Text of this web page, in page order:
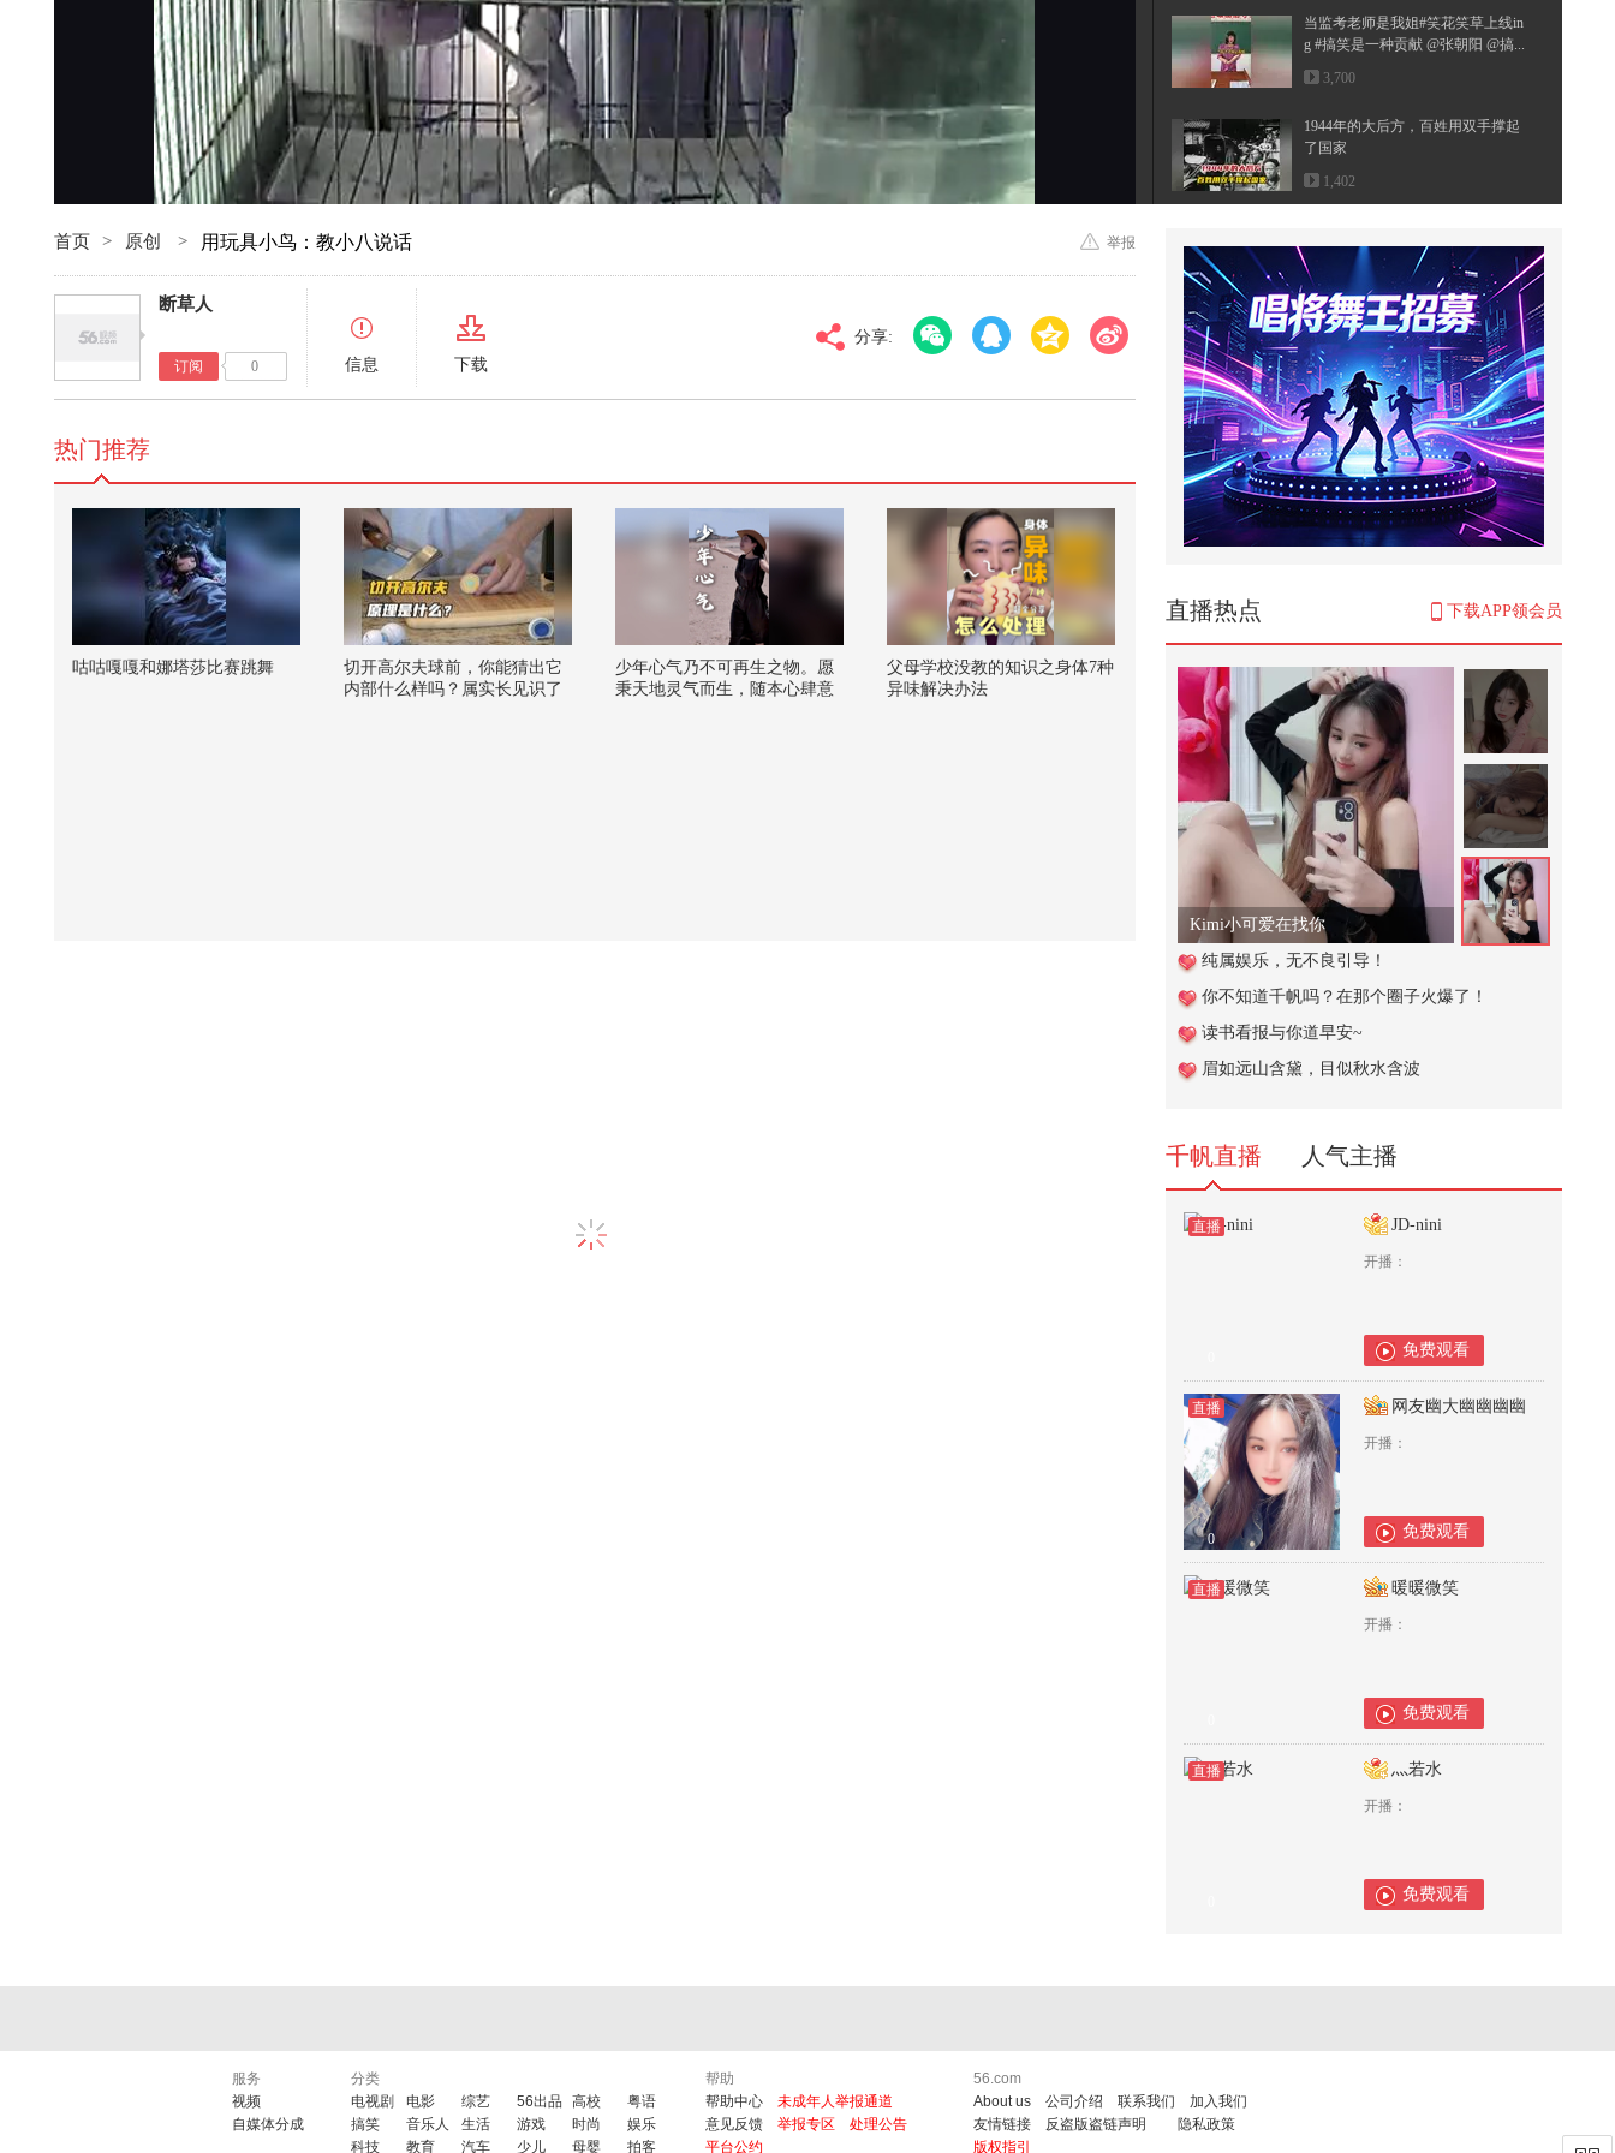
标清
对比度
当监考老师是我姐#笑花笑草上线in
g #搞笑是一种贡献 @张朝阳 @搞...
3,700
1944年的大后方，百姓用双手撑起
了国家
1,402
全没有任何包袱！@小狐 @搞笑狐
@...
2,998
意想不到的盗窃方式
1,949
果蝇陷阱
1,001
合并战车合成擂台争夺香蕉
明朝皇帝短命的背后到底藏着什么
惊天秘密
13,719
我听不懂，你跟我老公说！女子追
尾前车还不服处罚，交警硬核普法
2,583
《假如我有“读心术”》#花神赴春关
9,802
#2026春季搜狐视频关注流大会 就
1,329
中国文化常识
首页 > 原创 > 用玩具小鸟：教小八说话 举报
断草人
订阅 0 信息 下载
分享:
直播热点 下载APP领会员
Kimi小可爱在找你
纯属娱乐，无不良引导！
你不知道千帆吗？在那个圈子火爆了！
读书看报与你道早安~
眉如远山含黛，目似秋水含波
千帆直播 人气主播
直播 JD-nini
开播：
免费观看
直播
0
网友幽大幽幽幽幽
开播：
免费观看
直播 暖暖微笑
开播：
免费观看
直播 灬若水
开播：
免费观看
热门推荐
咕咕嘎嘎和娜塔莎比赛跳舞
切开高尔夫球前，你能猜出它
内部什么样吗？属实长见识了
少年心气乃不可再生之物。愿
秉天地灵气而生，随本心肆意
父母学校没教的知识之身体7种
异味解决办法
服务
视频
自媒体分成
分类
电视剧
电影 综艺 56出品 高校
粤语
搞笑
音乐人 生活 游戏 时尚
娱乐
科技
教育 汽车 少儿 母婴 拍客
帮助
帮助中心
未成年人举报通道
意见反馈
举报专区
处理公告
平台公约
56.com
About us
公司介绍 联系我们
加入我们
友情链接
反盗版盗链声明
隐私政策
版权指引